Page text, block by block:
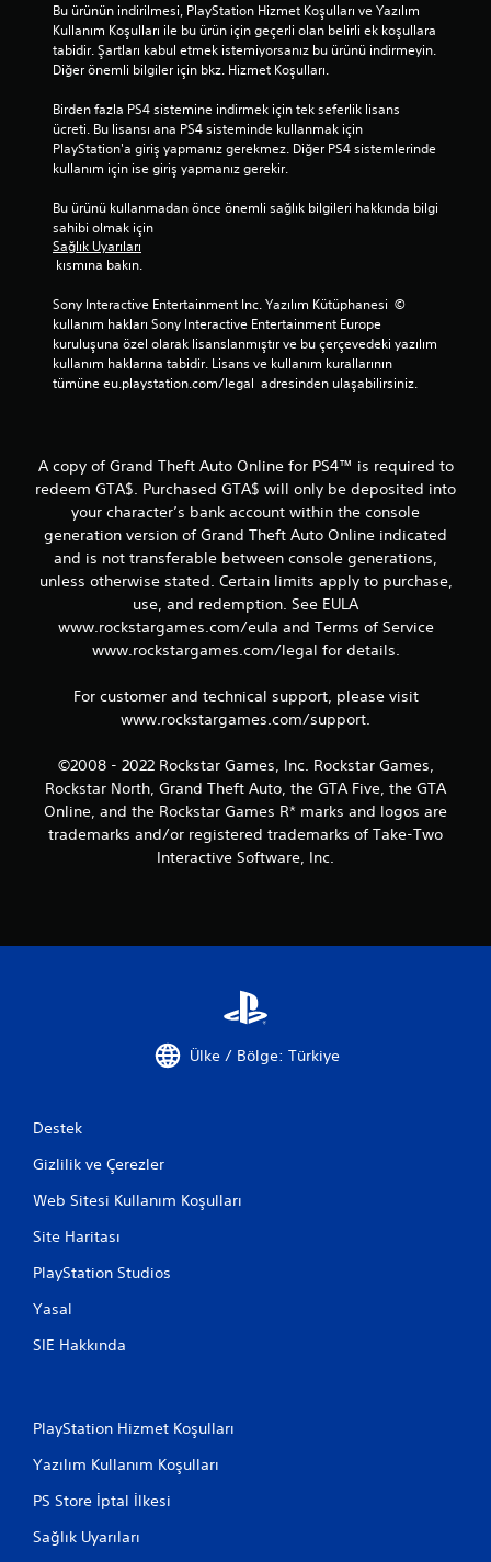
Bu ürünün indirilmesi, PlayStation Hizmet Koşulları ve Yazılım
Kullanım Koşulları ile bu ürün için geçerli olan belirli ek koşullara
tabidir. Şartları kabul etmek istemiyorsanız bu ürünü indirmeyin.
Diğer önemli bilgiler için bkz. Hizmet Koşulları.
Birden fazla PS4 sistemine indirmek için tek seferlik lisans
ücreti. Bu lisansı ana PS4 sisteminde kullanmak için
PlayStation'a giriş yapmanız gerekmez. Diğer PS4 sistemlerinde
kullanım için ise giriş yapmanız gerekir.
Bu ürünü kullanmadan önce önemli sağlık bilgileri hakkında bilgi
sahibi olmak için
Sağlık Uyarıları
kısmına bakın.
Sony Interactive Entertainment Inc. Yazılım Kütüphanesi  ©
kullanım hakları Sony Interactive Entertainment Europe
kuruluşuna özel olarak lisanslanmıştır ve bu çerçevedeki yazılım
kullanım haklarına tabidir. Lisans ve kullanım kurallarının
tümüne eu.playstation.com/legal  adresinden ulaşabilirsiniz.
A copy of Grand Theft Auto Online for PS4™ is required to
redeem GTA$. Purchased GTA$ will only be deposited into
your character’s bank account within the console
generation version of Grand Theft Auto Online indicated
and is not transferable between console generations,
unless otherwise stated. Certain limits apply to purchase,
use, and redemption. See EULA
www.rockstargames.com/eula and Terms of Service
www.rockstargames.com/legal for details.
For customer and technical support, please visit
www.rockstargames.com/support.
©2008 - 2022 Rockstar Games, Inc. Rockstar Games,
Rockstar North, Grand Theft Auto, the GTA Five, the GTA
Online, and the Rockstar Games R* marks and logos are
trademarks and/or registered trademarks of Take-Two
Interactive Software, Inc.
Ülke / Bölge: Türkiye
Destek
Gizlilik ve Çerezler
Web Sitesi Kullanım Koşulları
Site Haritası
PlayStation Studios
Yasal
SIE Hakkında
PlayStation Hizmet Koşulları
Yazılım Kullanım Koşulları
PS Store İptal İlkesi
Sağlık Uyarıları